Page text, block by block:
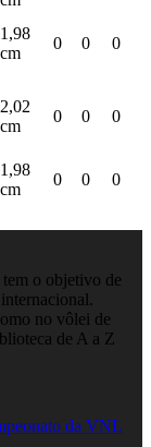
1,98
cm
0 0 0
2,02
cm
0 0 0
1,98
cm
0 0 0
o objetivo de
no vôlei de
de A a Z
da VNL